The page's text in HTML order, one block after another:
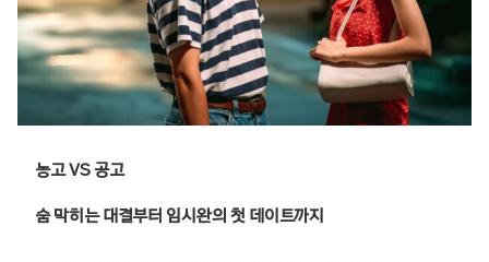
농고 VS 공고
숨 막히는 대결부터 임시완의 첫 데이트까지